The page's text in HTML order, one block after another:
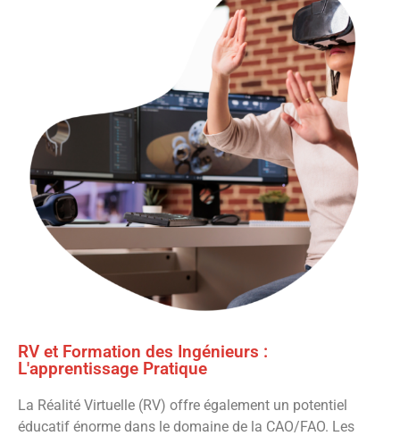
RV et Formation des Ingénieurs :
L'apprentissage Pratique
La Réalité Virtuelle (RV) offre également un potentiel
éducatif énorme dans le domaine de la CAO/FAO. Les